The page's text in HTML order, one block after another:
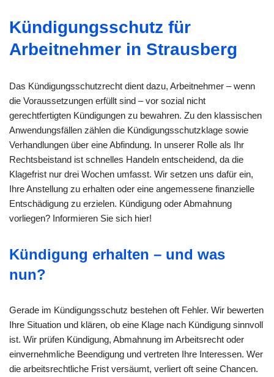
Kündigungsschutz für
Arbeitnehmer in Strausberg
Das Kündigungsschutzrecht dient dazu, Arbeitnehmer – wenn
die Voraussetzungen erfüllt sind – vor sozial nicht
gerechtfertigten Kündigungen zu bewahren. Zu den klassischen
Anwendungsfällen zählen die Kündigungsschutzklage sowie
Verhandlungen über eine Abfindung. In unserer Rolle als Ihr
Rechtsbeistand ist schnelles Handeln entscheidend, da die
Klagefrist nur drei Wochen umfasst. Wir setzen uns dafür ein,
Ihre Anstellung zu erhalten oder eine angemessene finanzielle
Entschädigung zu erzielen. Kündigung oder Abmahnung
vorliegen? Informieren Sie sich hier!
Kündigung erhalten – und was
nun?
Gerade im Kündigungsschutz bestehen oft Fehler. Wir bewerten
Ihre Situation und klären, ob eine Klage nach Kündigung sinnvoll
ist. Wir prüfen Kündigung, Abmahnung im Arbeitsrecht oder
einvernehmliche Beendigung und vertreten Ihre Interessen. Wer
die arbeitsrechtliche Frist versäumt, verliert oft seine Chancen.